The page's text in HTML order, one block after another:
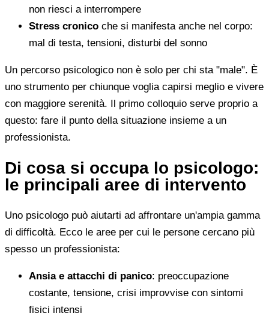
non riesci a interrompere
Stress cronico che si manifesta anche nel corpo:
mal di testa, tensioni, disturbi del sonno
Un percorso psicologico non è solo per chi sta "male". È
uno strumento per chiunque voglia capirsi meglio e vivere
con maggiore serenità. Il primo colloquio serve proprio a
questo: fare il punto della situazione insieme a un
professionista.
Di cosa si occupa lo psicologo:
le principali aree di intervento
Uno psicologo può aiutarti ad affrontare un'ampia gamma
di difficoltà. Ecco le aree per cui le persone cercano più
spesso un professionista:
Ansia e attacchi di panico: preoccupazione
costante, tensione, crisi improvvise con sintomi
fisici intensi